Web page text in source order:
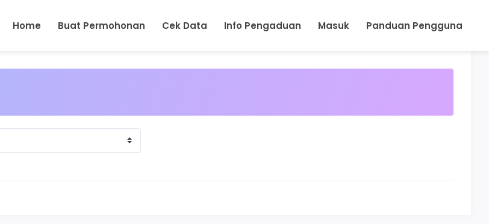
Home Buat Permohonan Cek Data Info Pengaduan Masuk Panduan Pengguna